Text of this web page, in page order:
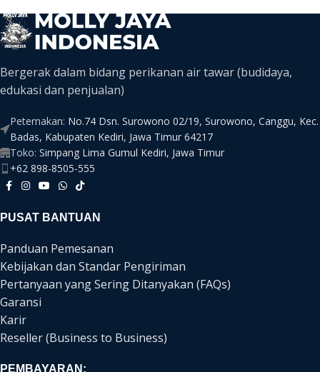
Bergerak dalam bidang perikanan air tawar (budidaya,
edukasi dan penjualan)
Peternakan: No.74 Dsn. Surowono 02/19, Surowono, Canggu, Kec.
Badas, Kabupaten Kediri, Jawa Timur 64217
Toko: Simpang Lima Gumul Kediri, Jawa Timur
+62 898-8505-555
PUSAT BANTUAN
Panduan Pemesanan
Kebijakan dan Standar Pengiriman
Pertanyaan yang Sering Ditanyakan (FAQs)
Garansi
Karir
Reseller (Business to Business)
PEMBAYARAN: